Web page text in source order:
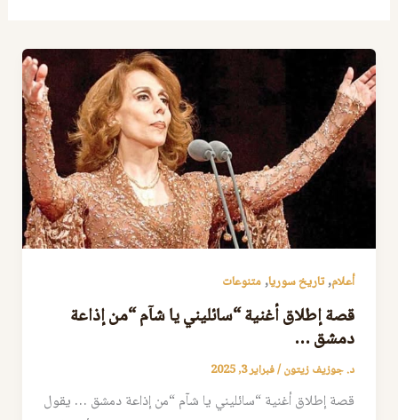
أعلام,تاريخ سوريا,متنوعات
قصة إطلاق أغنية “سائليني يا شآم “من إذاعة
دمشق …
د. جوزيف زيتون/فبراير 3, 2025
قصة إطلاق أغنية “سائليني يا شآم “من إذاعة دمشق … يقول